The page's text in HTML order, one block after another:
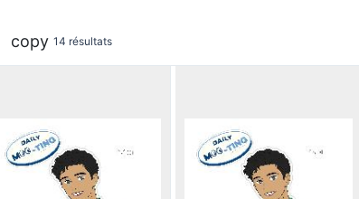
copy 14 résultats